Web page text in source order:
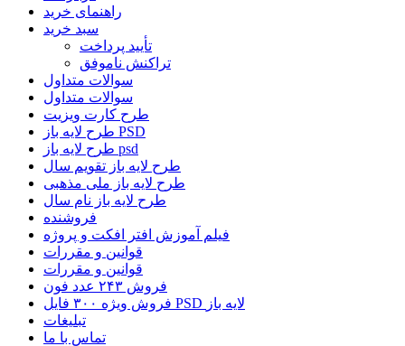
راهنمای خرید
سبد خرید
تأیید پرداخت
تراکنش ناموفق
سوالات متداول
سوالات متداول
طرح کارت ویزیت
طرح لایه باز PSD
طرح لایه باز psd
طرح لایه باز تقویم سال
طرح لایه باز ملی مذهبی
طرح لایه باز نام سال
فروشنده
فیلم آموزش افتر افکت و پروژه
قوانین و مقررات
قوانین و مقررات
فروش ۲۴۳ عدد فون
فروش ویژه ۳۰۰ فایل PSD لایه باز
تبلیغات
تماس با ما